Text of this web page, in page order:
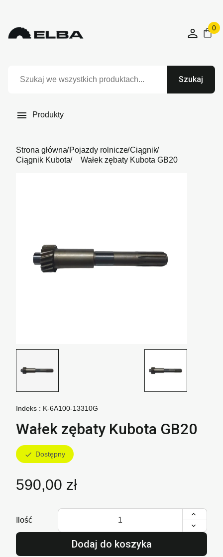
0
Szukaj
 Produkty
Strona główna Pojazdy rolnicze Ciągnik
Ciągnik Kubota
Wałek zębaty Kubota GB20
Indeks : K-6A100-13310G
Wałek zębaty Kubota GB20
check Dostępny
590,00 zł
Ilość
Dodaj do koszyka